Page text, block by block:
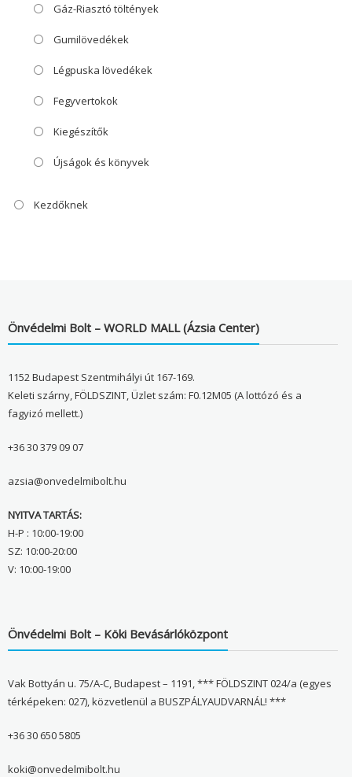
Gáz-Riasztó töltények
Gumilövedékek
Légpuska lövedékek
Fegyvertokok
Kiegészítők
Újságok és könyvek
Kezdőknek
Önvédelmi Bolt – WORLD MALL (Ázsia Center)
1152 Budapest Szentmihályi út 167-169.
Keleti szárny, FÖLDSZINT, Üzlet szám: F0.12M05 (A lottózó és a
fagyizó mellett.)
+36 30 379 09 07
azsia@onvedelmibolt.hu
NYITVA TARTÁS:
H-P : 10:00-19:00
SZ: 10:00-20:00
V: 10:00-19:00
Önvédelmi Bolt – Köki Bevásárlóközpont
Vak Bottyán u. 75/A-C, Budapest – 1191, *** FÖLDSZINT 024/a (egyes
térképeken: 027), közvetlenül a BUSZPÁLYAUDVARNÁL! ***
+36 30 650 5805
koki@onvedelmibolt.hu